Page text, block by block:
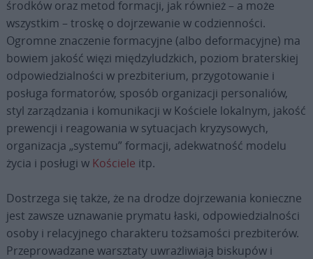
środków oraz metod formacji, jak również – a może
wszystkim – troskę o dojrzewanie w codzienności.
Ogromne znaczenie formacyjne (albo deformacyjne) ma
bowiem jakość więzi międzyludzkich, poziom braterskiej
odpowiedzialności w prezbiterium, przygotowanie i
posługa formatorów, sposób organizacji personaliów,
styl zarządzania i komunikacji w Kościele lokalnym, jakość
prewencji i reagowania w sytuacjach kryzysowych,
organizacja „systemu” formacji, adekwatność modelu
życia i posługi w Kościele itp.
Dostrzega się także, że na drodze dojrzewania konieczne
jest zawsze uznawanie prymatu łaski, odpowiedzialności
osoby i relacyjnego charakteru tożsamości prezbiterów.
Przeprowadzane warsztaty uwrażliwiają biskupów i